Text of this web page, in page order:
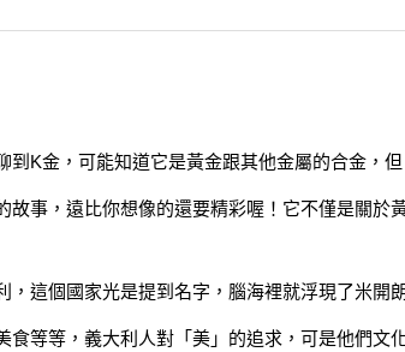
到K金，可能知道它是黃金跟其他金屬的合金，
故事，遠比你想像的還要精彩喔！它不僅是關於
，這個國家光是提到名字，腦海裡就浮現了米開
食等等，義大利人對「美」的追求，可是他們文